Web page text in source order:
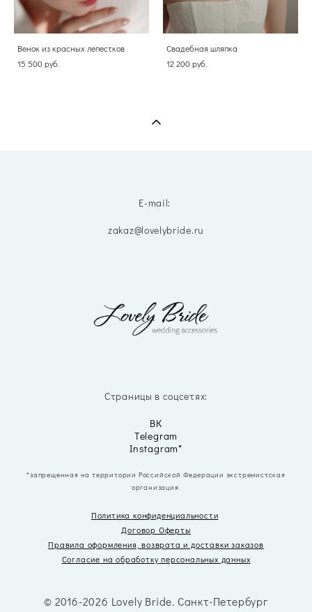
Венок из красных лепестков
15 500 pуб.
Свадебная шляпка
12 200 pуб.
E-mail:
zakaz@lovelybride.ru
Страницы в соцсетях:
ВК
Telegram
Instagram*
*запрещенная на территории Российской Федерации экстремистская
организация.
Политика конфиденциальности
Договор Оферты
Правила оформления, возвратаи доставки заказов
Согласие на обработку персональных данных
© 2016-2026 Lovely Bride. Санкт-Петербург